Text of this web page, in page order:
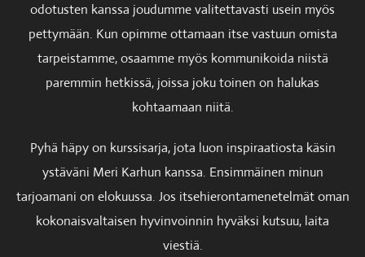
odotusten kanssa joudumme valitettavasti usein myös
pettymään. Kun opimme ottamaan itse vastuun omista
tarpeistamme, osaamme myös kommunikoida niistä
paremmin hetkissä, joissa joku toinen on halukas
kohtaamaan niitä.
Pyhä häpy on kurssisarja, jota luon inspiraatiosta käsin
ystäväni Meri Karhun kanssa. Ensimmäinen minun
tarjoamani on elokuussa. Jos itsehierontamenetelmät oman
kokonaisvaltaisen hyvinvoinnin hyväksi kutsuu, laita
viestiä.